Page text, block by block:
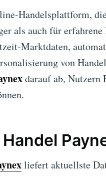
Handelsplattform,
als auch für
Marktdaten,
von
darauf ab, Nutzern
liefert aktuellste